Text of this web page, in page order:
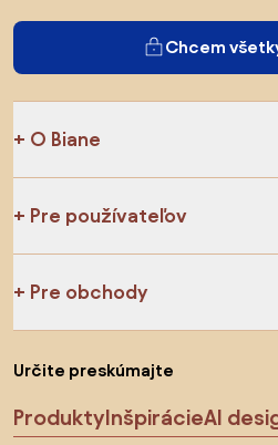
Chcem
O Biane
Pre používateľov
Pre obchody
Určite preskúmajte
ProduktyInšpirácieAI